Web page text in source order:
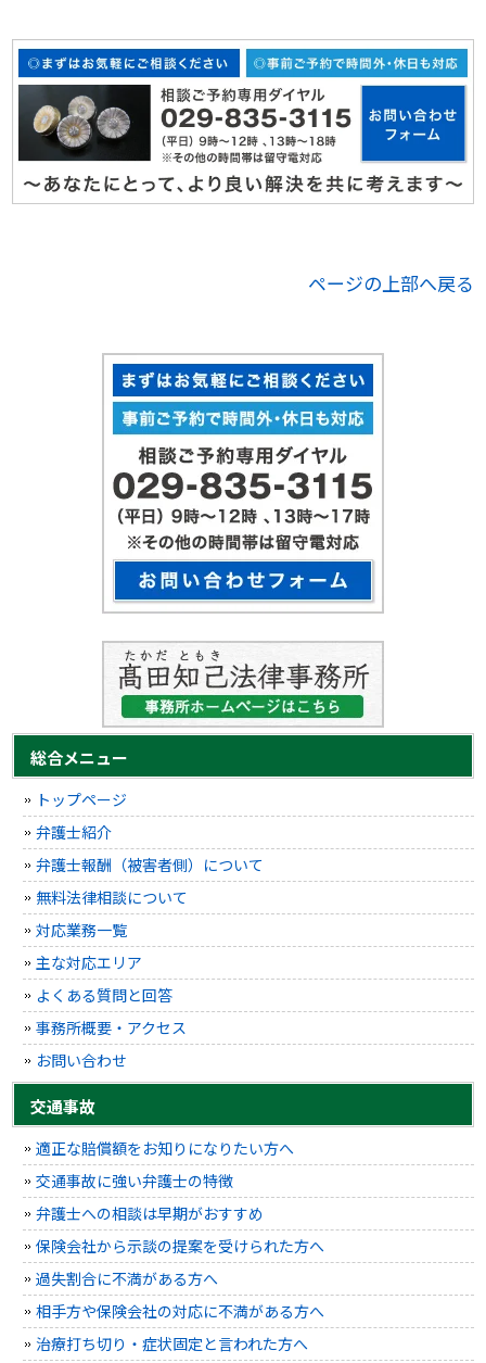
ページの上部へ戻る
総合メニュー
トップページ
弁護士紹介
弁護士報酬（被害者側）について
無料法律相談について
対応業務一覧
主な対応エリア
よくある質問と回答
事務所概要・アクセス
お問い合わせ
交通事故
適正な賠償額をお知りになりたい方へ
交通事故に強い弁護士の特徴
弁護士への相談は早期がおすすめ
保険会社から示談の提案を受けられた方へ
過失割合に不満がある方へ
相手方や保険会社の対応に不満がある方へ
治療打ち切り・症状固定と言われた方へ